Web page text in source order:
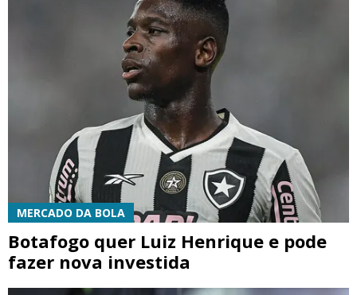
MERCADO DA BOLA
Botafogo quer Luiz Henrique e pode
fazer nova investida